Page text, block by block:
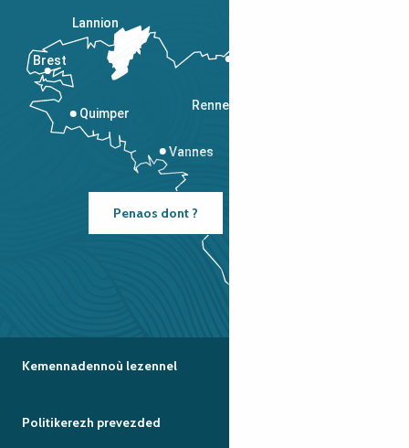
Rennes
Vannes
Quimper
Lannion
Brest
Penaos dont ?
Kemennadennoù lezennel
Politikerezh prevezded